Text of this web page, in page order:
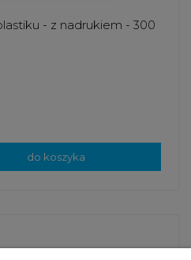
- z nadrukiem - 300
do koszyka